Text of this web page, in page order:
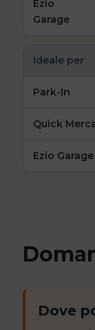
Ideale per
Dove